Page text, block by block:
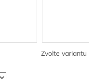
Zvolte variantu